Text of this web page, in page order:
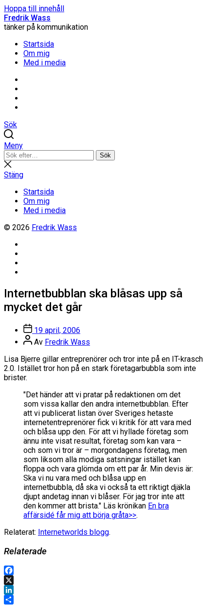
Hoppa till innehåll
Fredrik Wass
tänker på kommunikation
Startsida
Om mig
Med i media
Sök
Meny
Sök
efter:
Sök
Stäng
sökning
Stäng
Startsida
Om mig
Med i media
© 2026 Fredrik Wass
Internetbubblan ska blåsas upp så
mycket det går
Inläggsdatum
19 april, 2006
Inläggsförfattare
Av Fredrik Wass
Lisa Bjerre gillar entreprenörer och tror inte på en IT-krasch
2.0. Istället tror hon på en stark företagarbubbla som inte
brister.
"Det händer att vi pratar på redaktionen om det
som vissa kallar den andra internetbubblan. Efter
att vi publicerat listan över Sveriges hetaste
internetentreprenörer fick vi kritik för att vara med
och blåsa upp den. För att vi hyllade företag som
ännu inte visat resultat, företag som kan vara –
och som vi tror är – morgondagens företag, men
som liksom alla modiga satsningar istället kan
floppa och vara glömda om ett par år. Min devis är:
Ska vi nu vara med och blåsa upp en
internetbubbla, då ska vi också ta ett riktigt djäkla
djupt andetag innan vi blåser. För jag tror inte att
den kommer att brista." Läs krönikan En bra
affärsidé får mig att börja gråta>>.
Relaterat: Internetworlds blogg.
Relaterade
Facebook
X
LinkedIn